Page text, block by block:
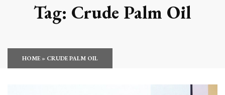
Tag: Crude Palm Oil
HOME» CRUDE PALM OIL